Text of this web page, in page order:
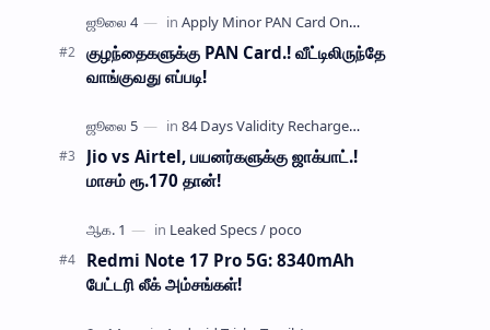
modified application files are often …
குழந்தைகளுக்கு PAN Card.! வீட்டிலிருந்தே
வாங்குவது எப்படி!
Jio vs Airtel, பயனர்களுக்கு ஜாக்பாட்.!
மாசம் ரூ.170 தான்!
Redmi Note 17 Pro 5G: 8340mAh
பேட்டரி லீக் அம்சங்கள்!